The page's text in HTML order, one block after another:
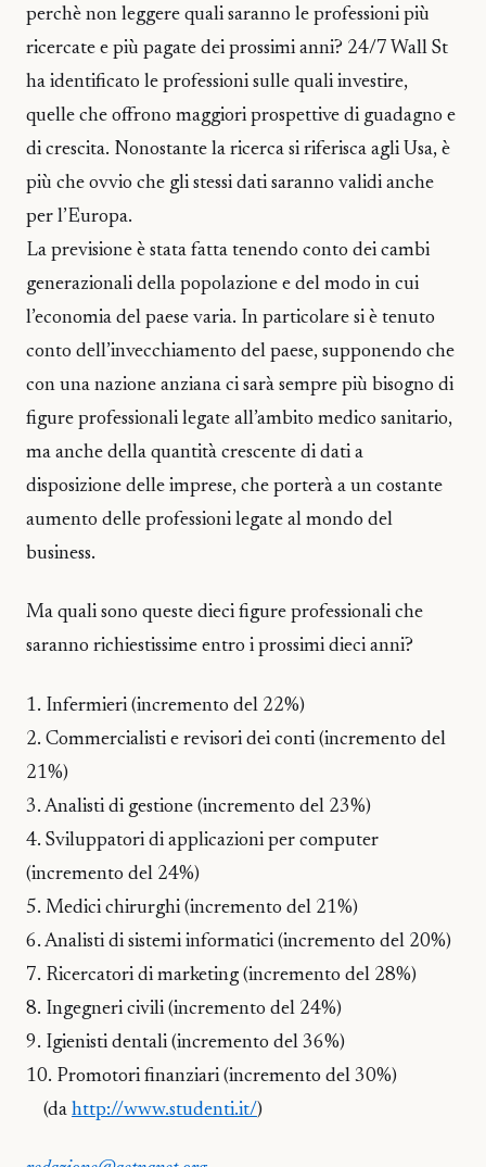
perchè non leggere quali saranno le professioni più
ricercate e più pagate dei prossimi anni? 24/7 Wall St
ha identificato le professioni sulle quali investire,
quelle che offrono maggiori prospettive di guadagno e
di crescita. Nonostante la ricerca si riferisca agli Usa, è
più che ovvio che gli stessi dati saranno validi anche
per l’Europa.
La previsione è stata fatta tenendo conto dei cambi
generazionali della popolazione e del modo in cui
l’economia del paese varia. In particolare si è tenuto
conto dell’invecchiamento del paese, supponendo che
con una nazione anziana ci sarà sempre più bisogno di
figure professionali legate all’ambito medico sanitario,
ma anche della quantità crescente di dati a
disposizione delle imprese, che porterà a un costante
aumento delle professioni legate al mondo del
business.
Ma quali sono queste dieci figure professionali che
saranno richiestissime entro i prossimi dieci anni?
1. Infermieri (incremento del 22%)
2. Commercialisti e revisori dei conti (incremento del
21%)
3. Analisti di gestione (incremento del 23%)
4. Sviluppatori di applicazioni per computer
(incremento del 24%)
5. Medici chirurghi (incremento del 21%)
6. Analisti di sistemi informatici (incremento del 20%)
7. Ricercatori di marketing (incremento del 28%)
8. Ingegneri civili (incremento del 24%)
9. Igienisti dentali (incremento del 36%)
10. Promotori finanziari (incremento del 30%)
(da http://www.studenti.it/)